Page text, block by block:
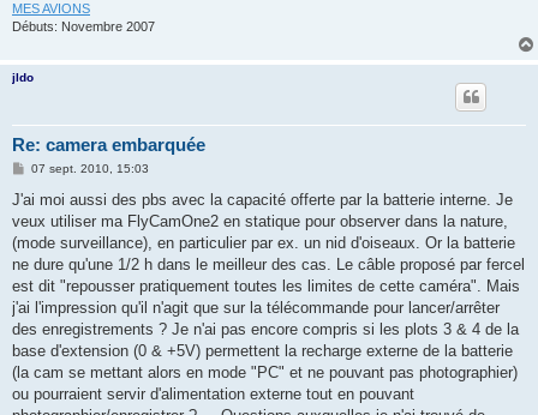
MES AVIONS
Débuts: Novembre 2007
jldo
Re: camera embarquée
M
s
a
g
07 sept. 2010, 15:03
J'ai moi aussi des pbs avec la capacité offerte par la batterie interne. Je
veux utiliser ma FlyCamOne2 en statique pour observer dans la nature,
(mode surveillance), en particulier par ex. un nid d'oiseaux. Or la batterie
ne dure qu'une 1/2 h dans le meilleur des cas. Le câble proposé par fercel
est dit "repousser pratiquement toutes les limites de cette caméra". Mais
j'ai l'impression qu'il n'agit que sur la télécommande pour lancer/arrêter
des enregistrements ? Je n'ai pas encore compris si les plots 3 & 4 de la
base d'extension (0 & +5V) permettent la recharge externe de la batterie
(la cam se mettant alors en mode "PC" et ne pouvant pas photographier)
ou pourraient servir d'alimentation externe tout en pouvant